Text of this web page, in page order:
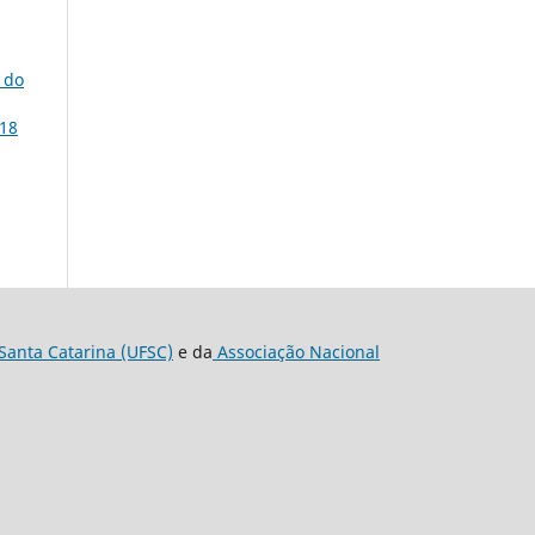
do
Catarina (UFSC) e da Associação Nacional